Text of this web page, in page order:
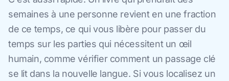
semaines à une personne revient en une fraction
de ce temps, ce qui vous libère pour passer du
temps sur les parties qui nécessitent un œil
humain, comme vérifier comment un passage clé
se lit dans la nouvelle langue. Si vous localisez un